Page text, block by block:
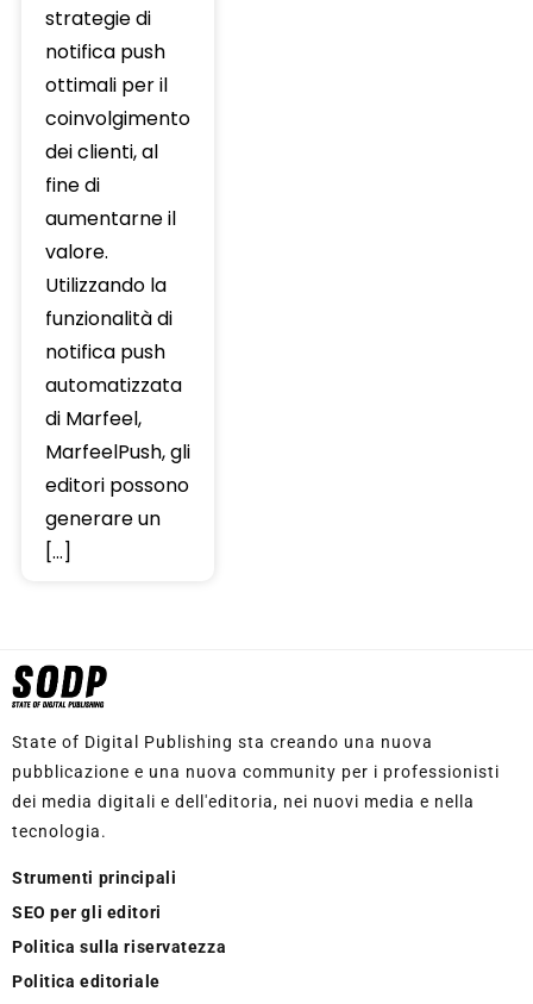
strategie di
notifica push
ottimali per il
coinvolgimento
dei clienti, al
fine di
aumentarne il
valore.
Utilizzando la
funzionalità di
notifica push
automatizzata
di Marfeel,
MarfeelPush, gli
editori possono
generare un
[…]
State of Digital Publishing sta creando una nuova
pubblicazione e una nuova community per i professionisti
dei media digitali e dell'editoria, nei nuovi media e nella
tecnologia.
Strumenti principali
SEO per gli editori
Politica sulla riservatezza
Politica editoriale